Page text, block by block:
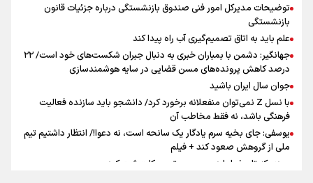
اینفو برنا / ۴ مسیر اصلی پیاده روی اربعین در عراق
توضیحات مدیرکل امور فنی صندوق بازنشستگی درباره جزئیات قانون
بازنشستگی
علم باید به اتاق تصمیم‌گیری آب راه پیدا کند
جهانگیر: دشمن با بمباران خبری به دنبال جبران شکست‌های خود است/ ۲۲
درصد کاهش پرونده‌های مسن قضایی در سایه هوشمندسازی
جوان سال ایران باشید
با نسل Z نمی‌توان منفعلانه برخورد کرد/ دانشجو باید سازنده فعالیت
فرهنگی باشد، نه فقط مخاطب آن
یوسفی: جای بخیه سرم یادگار یک سانحه است، نه دعوا!/ انتظار داشتیم تیم
ملی از گروهش صعود کند + فیلم
مردی که تاریخ را با دوربین و موتورسیکلت ثبت کرد